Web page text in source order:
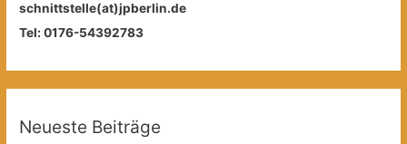
schnittstelle(at)jpberlin.de
Tel: 0176-54392783
Neueste Beiträge